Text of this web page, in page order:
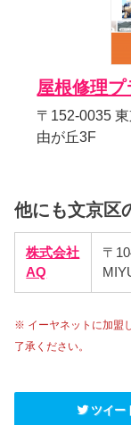
屋根修理プ
〒152-0035
由が丘3F
他にも文京区
株式会社
AQ
〒
※ イーヤネットに加盟
了承ください。
ツイー